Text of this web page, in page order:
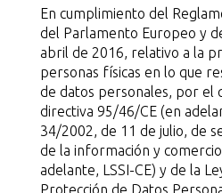
En cumplimiento del
del Parlamento Europeo y
abril de 2016, relativo a la
personas físicas en lo que
de datos personales, por el
directiva 95/46/CE (en
34/2002, de 11 de julio, de
de la información y
adelante, LSSI-CE) y de la
Protección de Datos